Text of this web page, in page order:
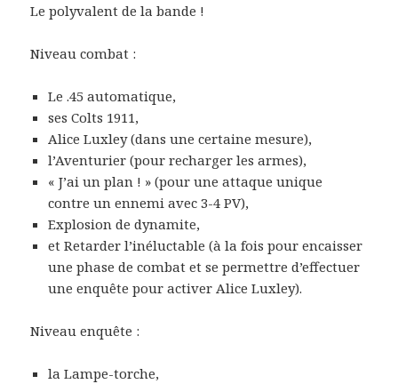
Le polyvalent de la bande !
Niveau combat :
Le .45 automatique,
ses Colts 1911,
Alice Luxley (dans une certaine mesure),
l’Aventurier (pour recharger les armes),
« J’ai un plan ! » (pour une attaque unique
contre un ennemi avec 3-4 PV),
Explosion de dynamite,
et Retarder l’inéluctable (à la fois pour encaisser
une phase de combat et se permettre d’effectuer
une enquête pour activer Alice Luxley).
Niveau enquête :
la Lampe-torche,